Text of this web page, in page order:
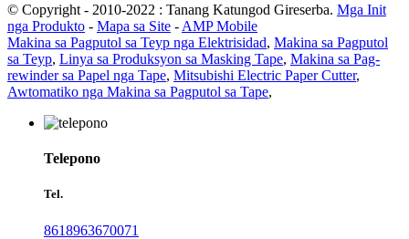
© Copyright - 2010-2022 : Tanang Katungod Gireserba. Mga Init
nga Produkto - Mapa sa Site - AMP Mobile
Makina sa Pagputol sa Teyp nga Elektrisidad, Makina sa Pagputol
sa Teyp, Linya sa Produksyon sa Masking Tape, Makina sa Pag-
rewinder sa Papel nga Tape, Mitsubishi Electric Paper Cutter,
Awtomatiko nga Makina sa Pagputol sa Tape,
Telepono
Tel.
8618963670071